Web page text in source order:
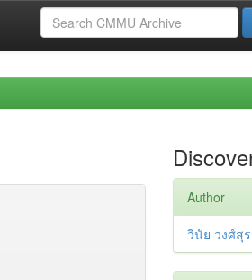
Author
วินัย วงศ์สุ